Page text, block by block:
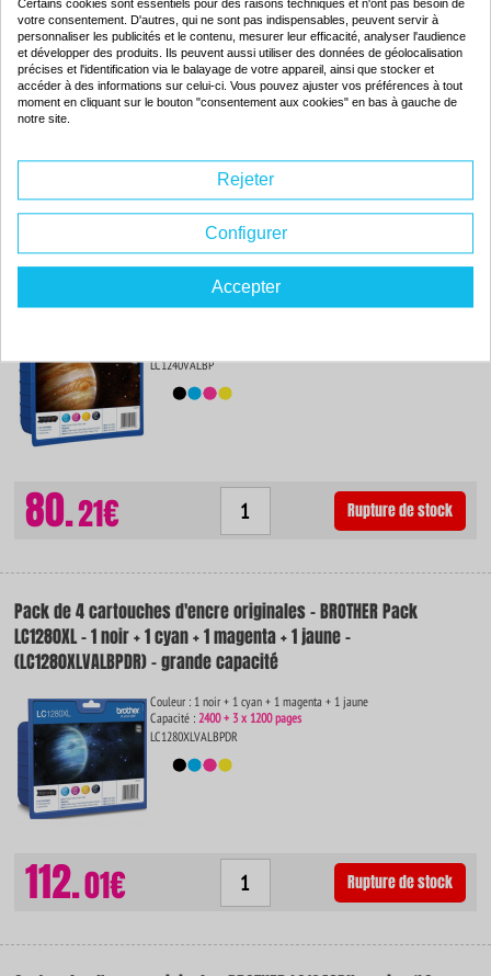
ISO 9001 / ISO 14001
-75%
Par rapport à la
marque
4.54€ Commander
Pack de 4 cartouches d'encre originales - BROTHER LC1240 - 1
noir + 1 cyan + 1 magenta + 1 jaune - (LC1240VALBP)
LC1240VALBP
80.21€ Rupture de stock
Pack de 4 cartouches d'encre originales - BROTHER Pack
LC1280XL - 1 noir + 1 cyan + 1 magenta + 1 jaune -
(LC1280XLVALBPDR) - grande capacité
Couleur : 1 noir + 1 cyan + 1 magenta + 1 jaune
Capacité :2400 + 3 x 1200 pages
LC1280XLVALBPDR
112.01€ Rupture de stock
Certains cookies sont essentiels pour des raisons techniques et n'ont pas besoin de
votre consentement. D'autres, qui ne sont pas indispensables, peuvent servir à
personnaliser les publicités et le contenu, mesurer leur efficacité, analyser l'audience
et développer des produits. Ils peuvent aussi utiliser des données de géolocalisation
précises et l'identification via le balayage de votre appareil, ainsi que stocker et
accéder à des informations sur celui-ci. Vous pouvez ajuster vos préférences à tout
moment en cliquant sur le bouton "consentement aux cookies" en bas à gauche de
notre site.
Rejeter
Configurer
Accepter